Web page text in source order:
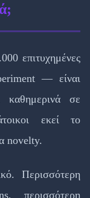
επιτυχημένες
— είναι
καθημερινά σε
εκεί το
novelty.
Περισσότερη
περισσότερη